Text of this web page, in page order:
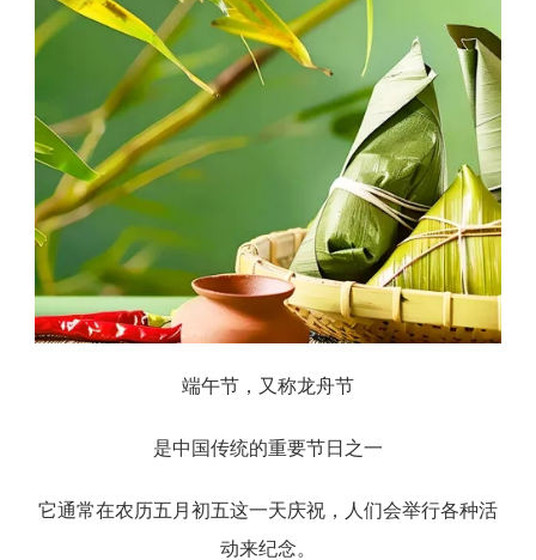
端午节，又称龙舟节
是中国传统的重要节日之一
它通常在农历五月初五这一天庆祝，人们会举行各种活
动来纪念。